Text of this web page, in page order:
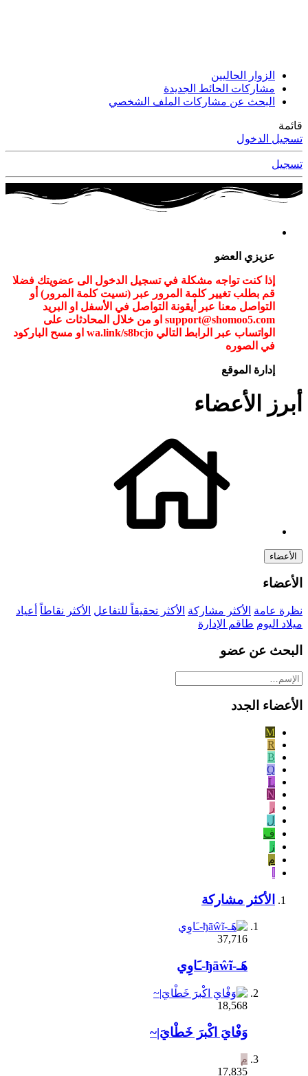
الزوار الحاليين
مشاركات الحائط الجديدة
البحث عن مشاركات الملف الشخصي
قائمة
تسجيل الدخول
تسجيل
عزيزي العضو
إذا كنت تواجه مشكلة في تسجيل الدخول الى عضويتك فضلا
قم بطلب تغيير كلمة المرور عبر (نسيت كلمة المرور) أو
التواصل معنا عبر أيقونة التواصل في الأسفل او البريد
support@shomoo5.com او من خلال المحادثات على
الواتساب عبر الرابط التالي wa.link/s8bcjo او مسح الباركود
في الصوره
إدارة الموقع
أبرز الأعضاء
الأعضاء
الأعضاء
نظرة عامة الأكثر مشاركة الأكثر تحقيقاً للتفاعل الأكثر نقاطاً
أعياد
ميلاد اليوم طاقم الإدارة
البحث عن عضو
الأعضاء الجدد
M
R
B
Q
L
N
ر
ل
ف
ز
م
الأكثر مشاركة
37,716
هَـ-ђāŵĩ-ـَاوِي
18,568
وَفْايَ اكْبرَ خَطْايَ|~
م
17,835